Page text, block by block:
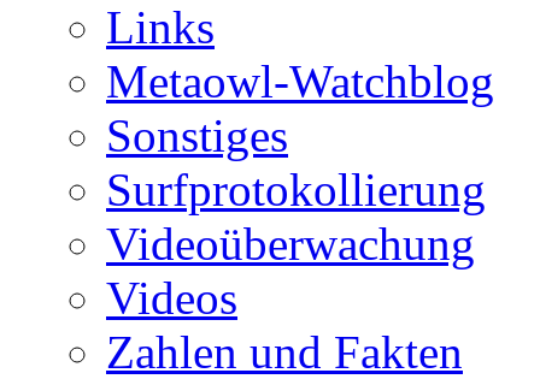
Links
Metaowl-Watchblog
Sonstiges
Surfprotokollierung
Videoüberwachung
Videos
Zahlen und Fakten